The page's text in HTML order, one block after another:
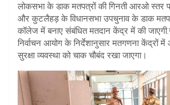
लोकसभा के डाक मतपत्रों की गिनती आरओ स्तर
और कुटलैहड़ के विधानसभा उपचुनाव के डाक
कॉलेज में बनाए संबंधित मतदान केंद्र में की
निर्वाचन आयोग के निर्देशानुसार मतगणना
सुरक्षा व्यवस्था को चाक चौबंद रखा जाएगा।